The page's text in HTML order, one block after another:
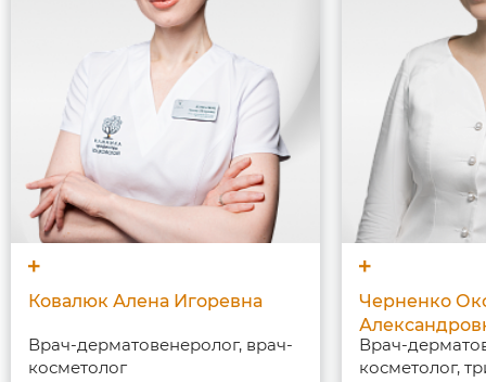
Ковалюк Алена Игоревна
Врач-дерматовенеролог, врач-
косметолог
Черненко
Врач-
косметолог,